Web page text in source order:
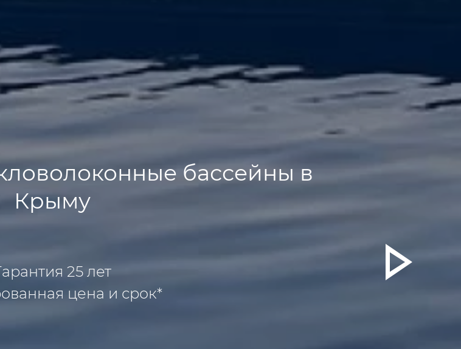
бассейны в
Крыму
25 лет
цена и срок*